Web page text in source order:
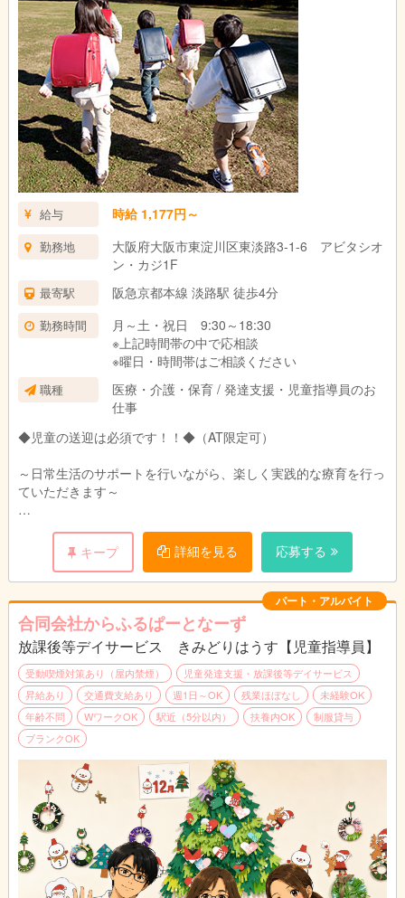
給与 時給 1,177円～
勤務地
大阪府大阪市東淀川区東淡路3-1-6 アビタシオ
ン・カジ1F
最寄駅 阪急京都本線 淡路駅 徒歩4分
勤務時間
月～土・祝日 9:30～18:30
※上記時間帯の中で応相談
※曜日・時間帯はご相談ください
職種
医療・介護・保育 / 発達支援・児童指導員のお
仕事
◆児童の送迎は必須です！！◆（AT限定可）
～日常生活のサポートを行いながら、楽しく実践的な療育を行っ
ていただきます～
びを中心とした学びを提供していただきます。
児童たちが自分に自信が持てるよう常にバックアップしていただ
き、日々成長していく児童たちの姿を見られるのは、非常にやり
がいのあるお仕事です。
また、児童たちがいない時間は教育運営のための事務作業も行っ
ていただきます。簡単な作業なので、基礎的なPCの知識があれ
ば大丈夫です。
キープ 詳細を見る 応募する
パート・アルバイト
合同会社からふるぱーとなーず
放課後等デイサービス きみどりはうす【児童指導員】
受動喫煙対策あり（屋内禁煙）
児童発達支援・放課後等デイサービス
昇給あり
交通費支給あり 週1日～OK 残業ほぼなし
未経験OK
年齢不問
WワークOK 駅近（5分以内） 扶養内OK
制服貸与
ブランクOK